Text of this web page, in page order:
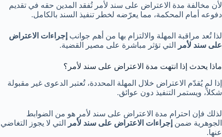
لأن مخالفة مدة الاعتراض على سند لأمر تُفقد المدين حقه في تقديم
دفوعه أمام المحكمة، مما يعرّضه لخطر تنفيذ السند بالكامل.
لذا تُعد مراقبة المهلة والالتزام بها من أهم جوانب إجراءات الاعتراض
على سند لأمر
التي تؤثر مباشرة على مصير القضية.
ماذا يحدث إذا انتهت مدة الاعتراض على سند لأمر؟
إذا لم يُقدّم الاعتراض خلال المهلة المحددة، تُعتبر الدعوى غير مقبولة
شكلاً، ويستمر التنفيذ دون عوائق.
لذلك فإن احترام مدة الاعتراض على سند لأمر هو من الضوابط
الجوهرية ضمن إجراءات الاعتراض على سند لأمر
التي لا يجوز التغاضي
عنها.